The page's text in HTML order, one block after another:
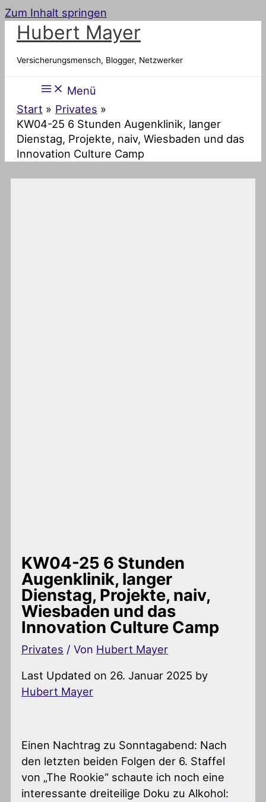
Zum Inhalt springen
Hubert Mayer
Versicherungsmensch, Blogger, Netzwerker
Menü
Start
Privates
KW04-25 6 Stunden Augenklinik, langer
Dienstag, Projekte, naiv, Wiesbaden und das
Innovation Culture Camp
KW04-25 6 Stunden
Augenklinik, langer
Dienstag, Projekte, naiv,
Wiesbaden und das
Innovation Culture Camp
Privates / Von Hubert Mayer
Last Updated on 26. Januar 2025 by
Hubert Mayer
Einen Nachtrag zu Sonntagabend: Nach
den letzten beiden Folgen der 6. Staffel
von „The Rookie“ schaute ich noch eine
interessante dreiteilige Doku zu Alkohol: